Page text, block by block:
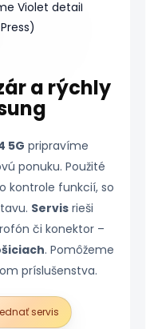
a rýchly
5G pripravíme
ponuku. Použité
kontrole funkcií, so
Servis rieši
či konektor –
. Pomôžeme
príslušenstva.
servis